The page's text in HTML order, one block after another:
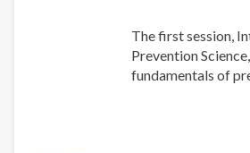
The first session,
Prevention
fundamentals of